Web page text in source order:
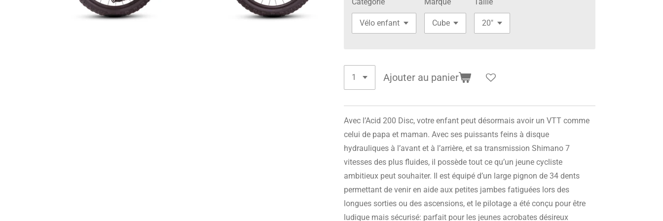
Ajouter au panier
Avec l’Acid 200 Disc, votre enfant peut désormais avoir un VTT comme
celui de papa et maman. Avec ses puissants feins à disque
hydrauliques à l’avant et à l’arrière, et sa transmission Shimano 7
vitesses des plus fluides, il possède tout ce qu’un jeune cycliste
ambitieux peut souhaiter. Il est équipé d’un large pignon de 34 dents
permettant de venir en aide aux petites jambes fatiguées lors des
longues sorties ou des ascensions, et le pilotage a été conçu pour être
ludique mais sécurisé: parfait pour les jeunes acrobates désireux